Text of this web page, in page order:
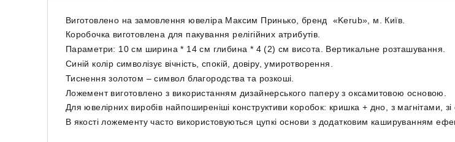
Виготовлено на замовлення ювеліра Максим Принько, бренд «Kerub», м. Київ.
Коробочка виготовлена для пакування релігійних атрибутів.
Параметри: 10 см ширина * 14 см глибина * 4 (2) см висота. Вертикальне розташування.
Синій колір символізує вічність, спокій, довіру, умиротворення.
Тиснення золотом – символ благородства та розкоші.
Ложемент виготовлено з використанням дизайнерського паперу з оксамитовою основою.
Для ювелірних виробів найпоширеніші конструктиви коробок: кришка + дно, з магнітами,
В якості ложементу часто використовуються цупкі основи з додатковим кашируванням